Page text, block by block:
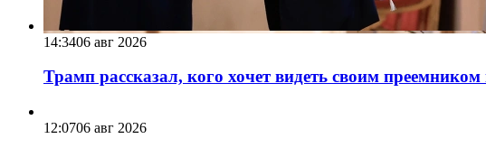
14:3406 авг 2026
Трамп рассказал, кого хочет видеть своим
12:0706 авг 2026